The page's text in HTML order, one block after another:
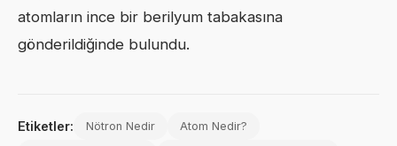
atomların ince bir berilyum tabakasına
gönderildiğinde bulundu.
Etiketler: Nötron Nedir Atom Nedir?